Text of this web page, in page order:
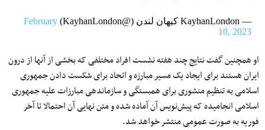
— KayhanLondon کیهان لندن (@KayhanLondon)
February
10, 2023
او همچنین گفت نتایج چند هفته نشست افراد مختلفی که بخشی از آنها از درون
ایران هستند برای ایجاد یک مسیر مبارزه و اتحاد برای شکست دادن جمهوری
اسلامی به تنظیم منشوری برای همبستگی و سازماندهی مبارزات علیه جمهوری
اسلامی انجامیده که پیش‌نویس آن آماده شده و متن نهایی آن احتمالا تا آخر
فوریه به صورت عمومی منتشر خواهد شد.